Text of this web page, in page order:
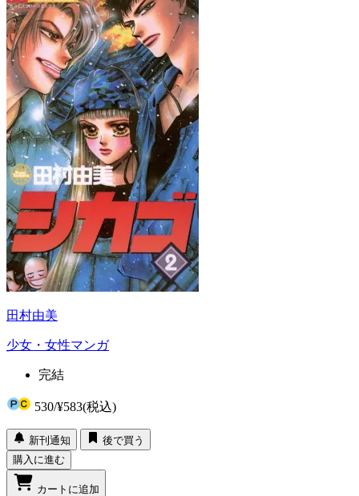
田村由美
少女・女性マンガ
完結
530/¥583(税込)
新刊通知
後で買う
購入に進む
カートに追加